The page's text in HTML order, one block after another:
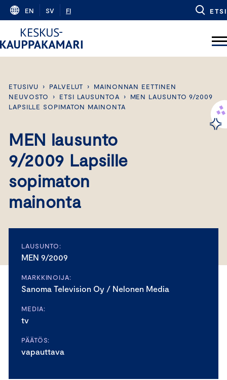
Skip
content
EN SV FI ETSI
ETUSIVU › PALVELUT ›
MAINONNAN EETTINEN
NEUVOSTO
› ETSI LAUSUNTOA ›
MEN LAUSUNTO 9/2009
LAPSILLE SOPIMATON MAINONTA
MEN lausunto
9/2009 Lapsille
sopimaton
mainonta
LAUSUNTO:
MEN 9/2009
MARKKINOIJA:
Sanoma Television Oy / Nelonen Media
MEDIA:
tv
PÄÄTÖS:
vapauttava